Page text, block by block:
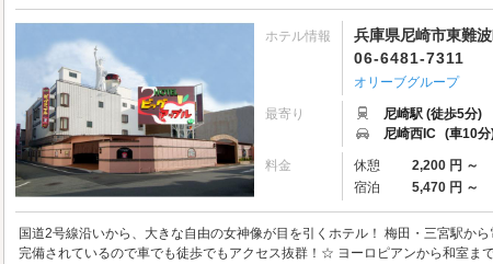
ホテル情報
兵庫県尼崎市東難
06-6481-7311
オリーブグループ
最寄り
尼崎駅 (徒歩5分)
尼崎西IC (車10分
料金 休憩 2,200 円 ～
宿泊
5,470 円 ～
国道2号線沿いから、大きな自由の女神像が目を引くホテル！ 梅田・三宮駅か
完備されているので車でも徒歩でもアクセス抜群！☆ ヨーロピアンから和室ま